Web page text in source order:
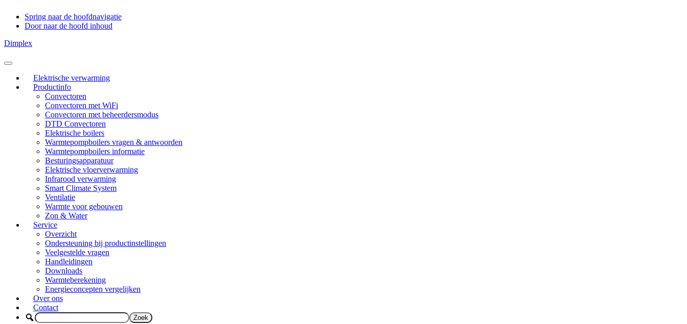
Spring naar de hoofdnavigatie
Door naar de hoofd inhoud
Dimplex
Header
RechtsElektrische verwarming
Productinfo
Convectoren
Convectoren met WiFi
Convectoren met beheerdersmodus
DTD Convectoren
Elektrische boilers
Warmtepompboilers vragen & antwoorden
Warmtepompboilers informatie
Besturingsapparatuur
Elektrische vloerverwarming
Infrarood verwarming
Smart Climate System
Ventilatie
Warmte voor gebouwen
Zon & Water
Service
Overzicht
Ondersteuning bij productinstellingen
Veelgestelde vragen
Handleidingen
Downloads
Warmteberekening
Energieconcepten vergelijken
Over ons
Contact